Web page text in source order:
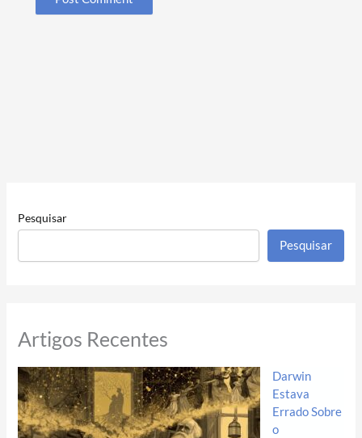
Pesquisar
Pesquisar
Artigos Recentes
Darwin
Estava
Errado Sobre
o